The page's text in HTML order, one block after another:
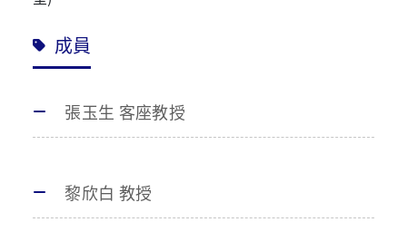
成員
張玉生 客座教授
黎欣白 教授